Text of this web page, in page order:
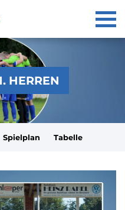
HERREN
Spielplan Tabelle